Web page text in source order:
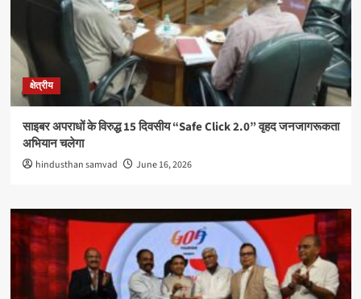
क्षेत्रीय
साइबर अपराधों के विरुद्ध 15 दिवसीय “Safe Click 2.0” वृहद जनजागरूकता
अभियान चलेगा
hindusthan samvad June 16, 2026